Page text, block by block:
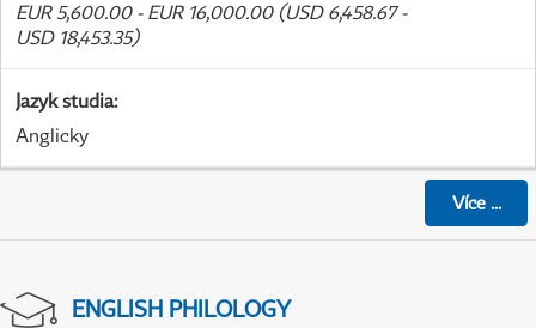
EUR 5,600.00 - EUR 16,000.00 (USD 6,458.67 -
USD 18,453.35)
Jazyk studia:
Anglicky
Více...
ENGLISH PHILOLOGY